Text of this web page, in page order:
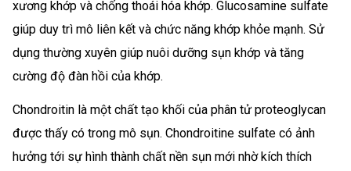
xương khớp và chống thoái hóa khớp. Glucosamine sulfate
giúp duy trì mô liên kết và chức năng khớp khỏe mạnh. Sử
dụng thường xuyên giúp nuôi dưỡng sụn khớp và tăng
cường độ đàn hồi của khớp.
Chondroitin là một chất tạo khối của phân tử proteoglycan
được thấy có trong mô sụn. Chondroitine sulfate có ảnh
hưởng tới sự hình thành chất nền sụn mới nhờ kích thích